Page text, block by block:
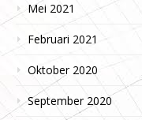
Mei 2021
Februari 2021
Oktober 2020
September 2020